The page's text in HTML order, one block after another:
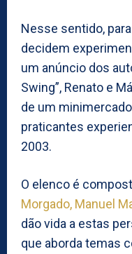
Nesse sentido,
decidem
um anúncio dos
Swing”, Renato e
de um
praticantes
2003. ​
O elenco é
Morgado, Manuel
dão vida a estas
que aborda temas